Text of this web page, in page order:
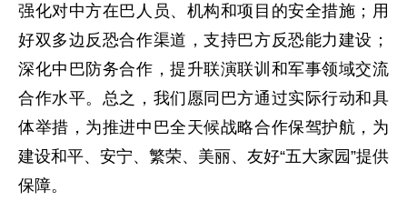
强化对中方在巴人员、机构和项目的安全措施；用
好双多边反恐合作渠道，支持巴方反恐能力建设；
深化中巴防务合作，提升联演联训和军事领域交流
合作水平。总之，我们愿同巴方通过实际行动和具
体举措，为推进中巴全天候战略合作保驾护航，为
建设和平、安宁、繁荣、美丽、友好“五大家园”提供
保障。